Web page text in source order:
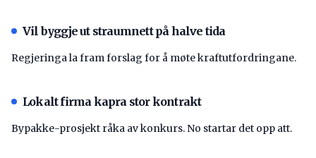
Vil byggje ut straumnett på halve tida
Regjeringa la fram forslag for å møte kraftutfordringane.
Lokalt firma kapra stor kontrakt
Bypakke-prosjekt råka av konkurs. No startar det opp att.